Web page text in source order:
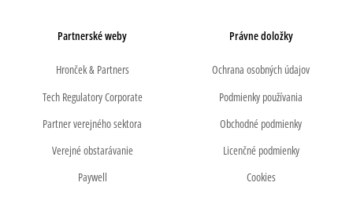
Partnerské weby
Hronček & Partners
Tech Regulatory Corporate
Partner verejného sektora
Verejné obstarávanie
Paywell
Právne doložky
Ochrana osobných údajov
Podmienky používania
Obchodné podmienky
Licenčné podmienky
Cookies